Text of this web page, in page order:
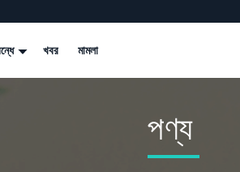
খবর মামলা
পণ্য